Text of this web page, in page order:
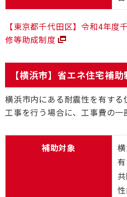
【東京都千代田区】令和4年度
修等助成制度
【横浜市】省エネ住宅補助
横浜市内にある耐震性を有す
工事を行う場合に、工事費の一
補助対象